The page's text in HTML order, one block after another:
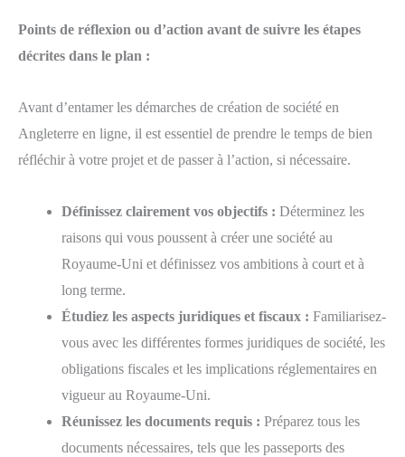
Points de réflexion ou d’action avant de suivre les étapes
décrites dans le plan :
Avant d’entamer les démarches de création de société en
Angleterre en ligne, il est essentiel de prendre le temps de bien
réfléchir à votre projet et de passer à l’action, si nécessaire.
Définissez clairement vos objectifs : Déterminez les
raisons qui vous poussent à créer une société au
Royaume-Uni et définissez vos ambitions à court et à
long terme.
Étudiez les aspects juridiques et fiscaux : Familiarisez-
vous avec les différentes formes juridiques de société, les
obligations fiscales et les implications réglementaires en
vigueur au Royaume-Uni.
Réunissez les documents requis : Préparez tous les
documents nécessaires, tels que les passeports des